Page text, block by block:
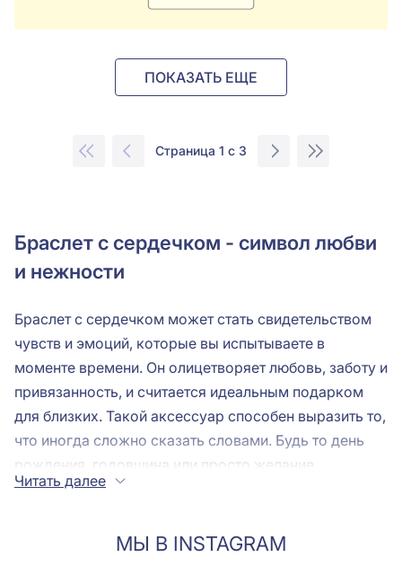
ПОКАЗАТЬ ЕЩЕ
Страница 1 с 3
Браслет с сердечком - символ любви
и нежности
Браслет с сердечком может стать свидетельством
чувств и эмоций, которые вы испытываете в
моменте времени. Он олицетворяет любовь, заботу и
привязанность, и считается идеальным подарком
для близких. Такой аксессуар способен выразить то,
что иногда сложно сказать словами. Будь то день
рождения, годовщина или просто желание
порадовать любимого человека, браслет с сердцем
"Золотая Королева" вы найдете разнообразные
Читать далее
МЫ В INSTAGRAM